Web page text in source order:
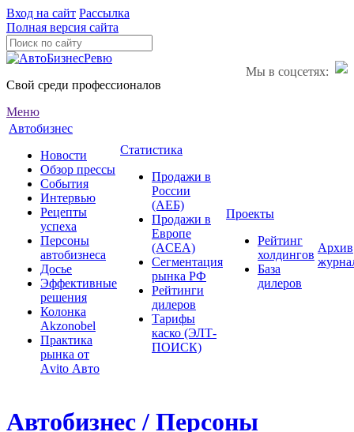
Вход на сайт Рассылка
Полная версия сайта
Мы в соцсетях:
Свой среди профессионалов
Меню
Автобизнес
Новости
Обзор прессы
События
Интервью
Рецепты
успеха
Персоны
автобизнеса
Досье
Эффективные
решения
Колонка
Akzonobel
Практика
рынка от
Аvito Авто
Статистика
Продажи в
России
(АЕБ)
Продажи в
Европе
(ACEA)
Сегментация
рынка РФ
Рейтинги
дилеров
Тарифы
каско (ЭЛТ-
ПОИСК)
Проекты
Рейтинг
холдингов
База
дилеров
Архив
Автобизнес / Персоны